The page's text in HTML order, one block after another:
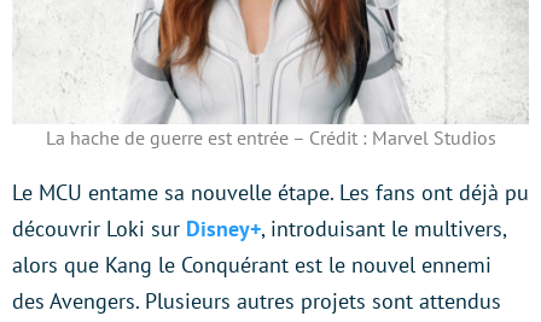
La hache de guerre est entrée – Crédit : Marvel Studios
Le MCU entame sa nouvelle étape. Les fans ont déjà pu
découvrir Loki sur Disney+, introduisant le multivers,
alors que Kang le Conquérant est le nouvel ennemi
des Avengers. Plusieurs autres projets sont attendus